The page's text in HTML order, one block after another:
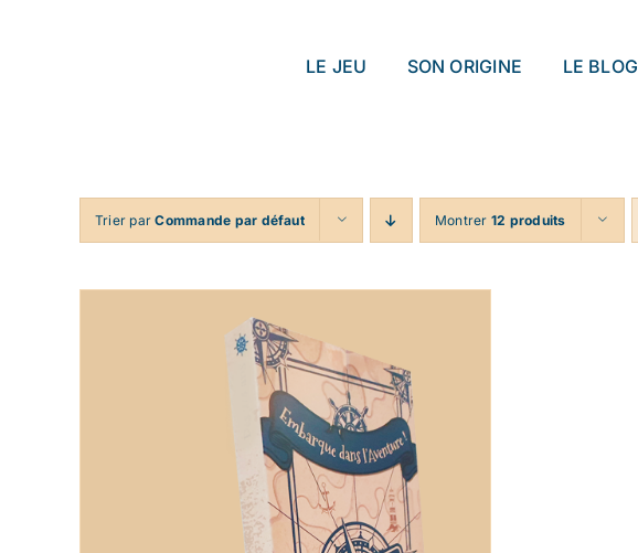
LE JEU SON ORIGINE LE BLOG
Trier parCommande par défaut Montrer 12 produits